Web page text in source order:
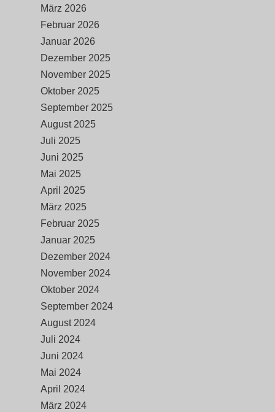
März 2026
Februar 2026
Januar 2026
Dezember 2025
November 2025
Oktober 2025
September 2025
August 2025
Juli 2025
Juni 2025
Mai 2025
April 2025
März 2025
Februar 2025
Januar 2025
Dezember 2024
November 2024
Oktober 2024
September 2024
August 2024
Juli 2024
Juni 2024
Mai 2024
April 2024
März 2024